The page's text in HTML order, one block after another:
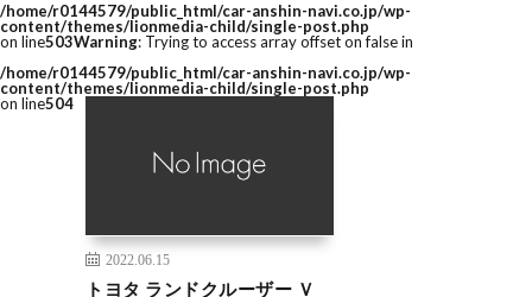
/home/r0144579/public_html/car-anshin-navi.co.jp/wp-
content/themes/lionmedia-child/single-post.php
on line503Warning: Trying to access array offset on false in
/home/r0144579/public_html/car-anshin-navi.co.jp/wp-
content/themes/lionmedia-child/single-post.php
on line504
2022.06.15
トヨタ ランドクルーザー Ｖ